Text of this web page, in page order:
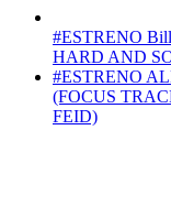
#ESTRENO
HARD AND
#ESTRENO
(FOCUS
FEID)